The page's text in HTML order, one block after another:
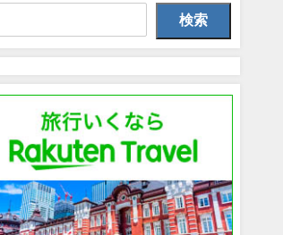
検索